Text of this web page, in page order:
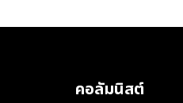
คอลัมนิสต์